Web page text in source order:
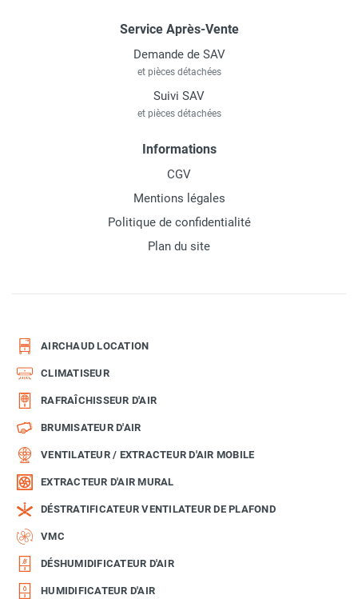
Service Après-Vente
Demande de SAV
et pièces détachées
Suivi SAV
et pièces détachées
Informations
CGV
Mentions légales
Politique de confidentialité
Plan du site
AIRCHAUD LOCATION
CLIMATISEUR
RAFRAÎCHISSEUR D'AIR
BRUMISATEUR D'AIR
VENTILATEUR / EXTRACTEUR D'AIR MOBILE
EXTRACTEUR D'AIR MURAL
DÉSTRATIFICATEUR VENTILATEUR DE PLAFOND
VMC
DÉSHUMIDIFICATEUR D'AIR
HUMIDIFICATEUR D'AIR